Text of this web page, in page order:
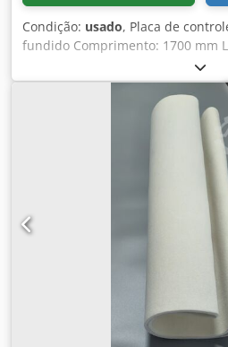
Condição: usado, Placa de
fundido Comprimento: 1700 mm
Dedpfjzqzy Dsx Af Sekr
940 mm Peso: 0,8 t